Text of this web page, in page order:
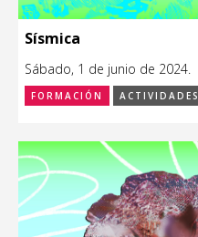
Sísmica
Sábado, 1 de junio de 2024.
FORMACIÓN ACTIVIDADES